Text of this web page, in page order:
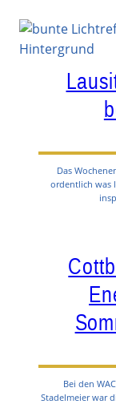
Das
ordentlich was
Bei den
Stadelmeier war